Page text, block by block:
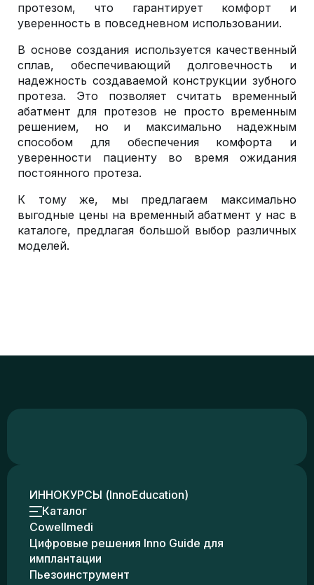
протезом, что гарантирует комфорт и
уверенность в повседневном использовании.
В основе создания используется качественный
сплав, обеспечивающий долговечность и
надежность создаваемой конструкции зубного
протеза. Это позволяет считать временный
абатмент для протезов не просто временным
решением, но и максимально надежным
способом для обеспечения комфорта и
уверенности пациенту во время ожидания
постоянного протеза.
К тому же, мы предлагаем максимально
выгодные цены на временный абатмент у нас в
каталоге, предлагая большой выбор различных
моделей.
ИННОКУРСЫ (InnoEducation)
Каталог
Cowellmedi
Цифровые решения Inno Guide для
имплантации
Пьезоинструмент